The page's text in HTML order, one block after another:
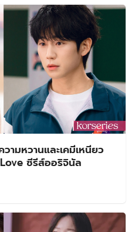
มหวานและเคมีเหนียว
ซีรีส์ออริจินัล